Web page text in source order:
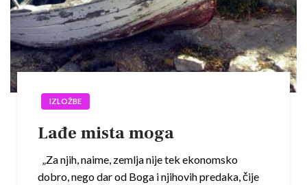
IZLOŽBE
Lađe mista moga
„Za njih, naime, zemlja nije tek ekonomsko
dobro, nego dar od Boga i njihovih predaka, čije